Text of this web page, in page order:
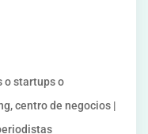
o startups o
centro de negocios |